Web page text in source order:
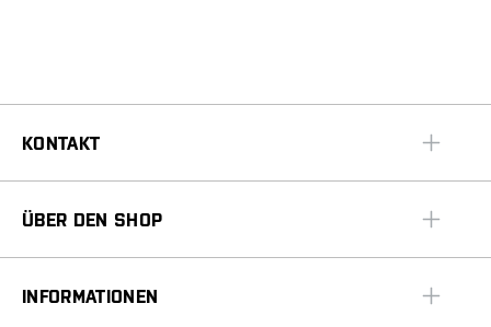
KONTAKT
ÜBER DEN SHOP
INFORMATIONEN